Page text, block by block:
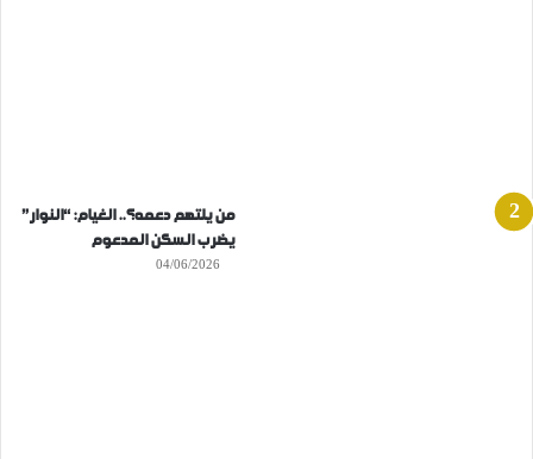
من يلتهم دعمه؟.. الغيام: “النوار”
يضرب السكن المدعوم
04/06/2026